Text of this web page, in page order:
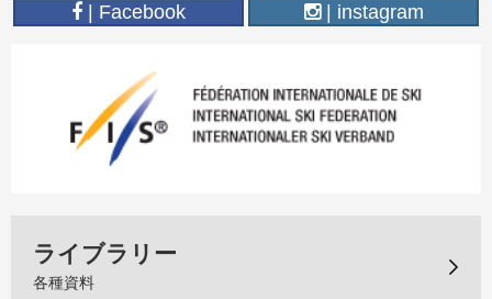
| Facebook | instagram
ライブラリー
各種資料